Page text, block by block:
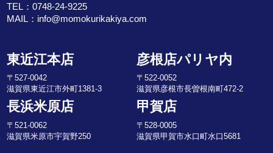
TEL：0748-24-9225
MAIL： info@momokurikakiya.com
東近江本店
〒527-0042
滋賀県東近江市外町1381-3
彦根店パリヤ内
〒522-0052
滋賀県彦根市長曽根南町472-2
長浜米原店
〒521-0062
滋賀県米原市宇賀野250
甲賀店
〒528-0005
滋賀県甲賀市水口町水口5681